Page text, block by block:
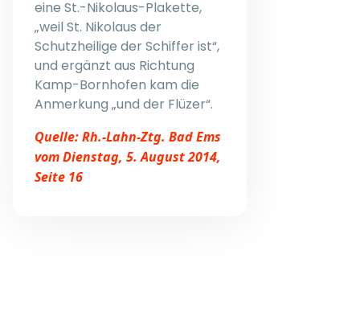
eine St.-Nikolaus-Plakette,
„weil St. Nikolaus der
Schutzheilige der Schiffer ist“,
und ergänzt aus Richtung
Kamp-Bornhofen kam die
Anmerkung „und der Flüzer“.
Quelle: Rh.-Lahn-Ztg. Bad Ems
vom Dienstag, 5. August 2014,
Seite 16